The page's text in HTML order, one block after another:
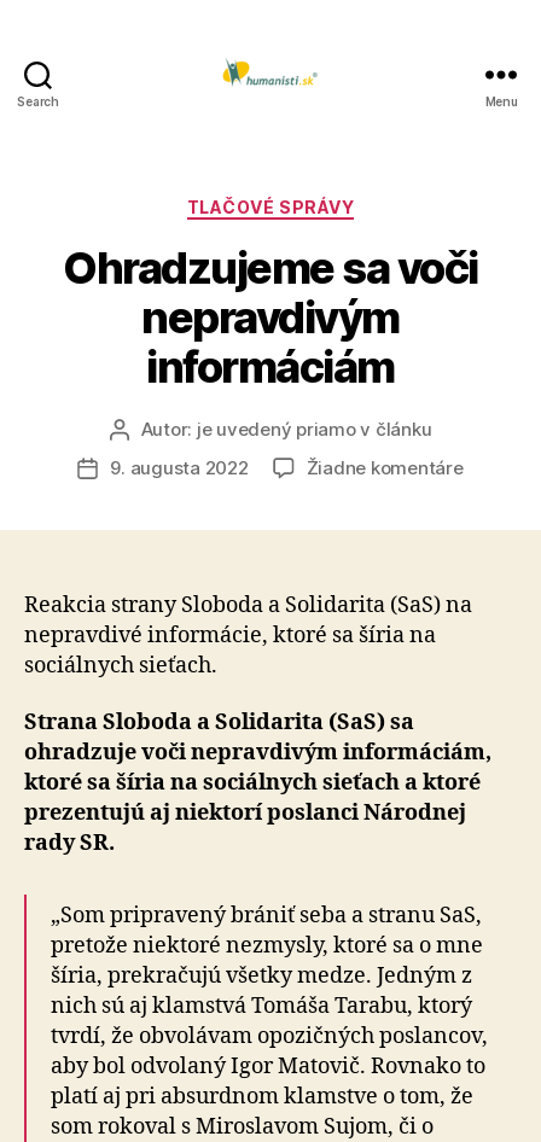
Search Menu
Kategórie
TLAČOVÉ SPRÁVY
Ohradzujeme sa voči
nepravdivým
informáciám
Autor
článku
Autor: je uvedený priamo v článku
Dátum
9. augusta 2022 Žiadne komentárena
Reakcia strany Sloboda a Solidarita (SaS) na
nepravdivé informácie, ktoré sa šíria na
sociálnych sieťach.
Strana Sloboda a Solidarita (SaS) sa
ohradzuje voči nepravdivým informáciám,
ktoré sa šíria na sociálnych sieťach a ktoré
prezentujú aj niektorí poslanci Národnej
rady SR.
„Som pripravený brániť seba a stranu SaS,
pretože niektoré nezmysly, ktoré sa o mne
šíria, prekračujú všetky medze. Jedným z
nich sú aj klamstvá Tomáša Tarabu, ktorý
tvrdí, že obvolávam opozičných poslancov,
aby bol odvolaný Igor Matovič. Rovnako to
platí aj pri absurdnom klamstve o tom, že
som rokoval s Miroslavom Sujom, či o